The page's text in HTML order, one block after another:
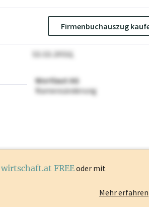
Firmenbuchauszug
12.12.2024
Wortlaut AG
Namensänderung
wirtschaft.at FREEoder mit
Mehr erfahren